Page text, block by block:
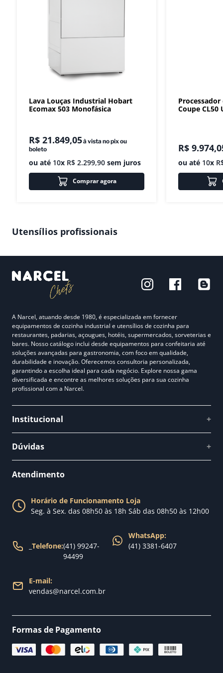
Lava Louças Industrial Hobart
Ecomax 503 Monofásica
R$ 21.849,05à vista no pix ou
boleto
ou até 10x R$ 2.299,90 sem juros
Comprar agora
Coupe CL50
R$ 9.974,
ou até 10x
Utensílios profissionais
A Narcel, atuando desde 1980, é especializada em fornecer
equipamentos de cozinha industrial e utensílios de cozinha para
restaurantes, padarias, açougues, hotéis, supermercados, sorveterias e
bares. Nosso catálogo inclui desde equipamentos para confeitaria até
soluções avançadas para gastronomia, com foco em qualidade,
durabilidade e inovação. Oferecemos consultoria personalizada,
garantindo a escolha ideal para cada negócio. Explore nossa gama
diversificada e encontre as melhores soluções para sua cozinha
profissional com a Narcel.
Institucional +
Fale conosco
Nossa loja
Dúvidas +
Política de Trocas
Política de Entrega
Atendimento
Horário de Funcionamento Loja
Seg. à Sex. das 08h50 às 18h Sáb das 08h50 às 12h00
Telefone:(41) 99247-
94499
WhatsApp:
(41) 3381-6407
E-mail:
vendas@narcel.com.br
Formas de Pagamento